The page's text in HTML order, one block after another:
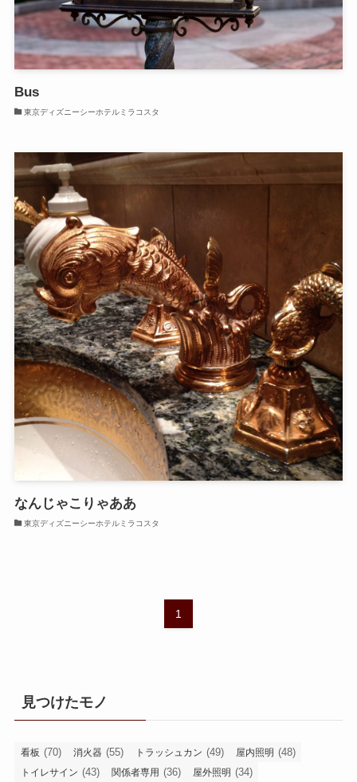
Bus
東京ディズニーシーホテルミラコスタ
なんじゃこりゃああ
東京ディズニーシーホテルミラコスタ
1
見つけたモノ
看板 (70) 消火器 (55) トラッシュカン (49) 屋内照明 (48)
トイレサイン (43) 関係者専用 (36) 屋外照明 (34)